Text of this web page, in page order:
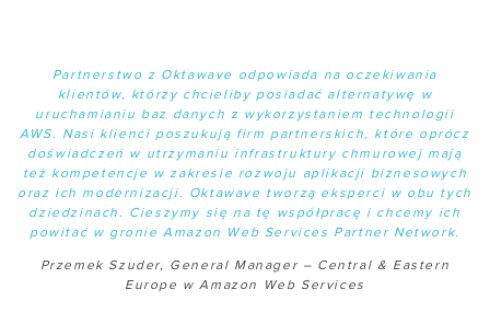
Partnerstwo z Oktawave odpowiada na oczekiwania
klientów, którzy chcieliby posiadać alternatywę w
uruchamianiu baz danych z wykorzystaniem technologii
AWS. Nasi klienci poszukują firm partnerskich, które oprócz
doświadczeń w utrzymaniu infrastruktury chmurowej mają
też kompetencje w zakresie rozwoju aplikacji biznesowych
oraz ich modernizacji. Oktawave tworzą eksperci w obu tych
dziedzinach. Cieszymy się na tę współpracę i chcemy ich
powitać w gronie Amazon Web Services Partner Network.
Przemek Szuder, General Manager – Central & Eastern
Europe w Amazon Web Services